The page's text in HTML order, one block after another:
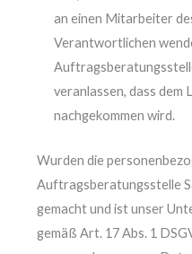
an einen Mitarbeiter
Verantwortlichen
veranlassen, dass dem
nachgekommen wird.
Wurden die
Auftragsberatungsstelle
gemacht und ist unser
gemäß Art. 17 Abs. 1